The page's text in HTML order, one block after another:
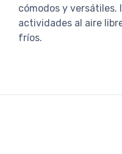
cómodos y versátiles.
actividades al aire
fríos.